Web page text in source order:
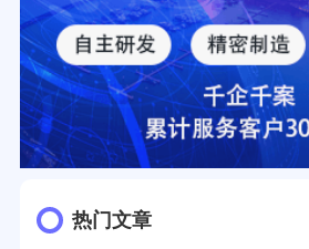
热门文章